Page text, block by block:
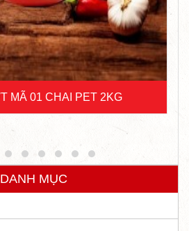
CẤP CHAI PET 2KG
DANH MỤC